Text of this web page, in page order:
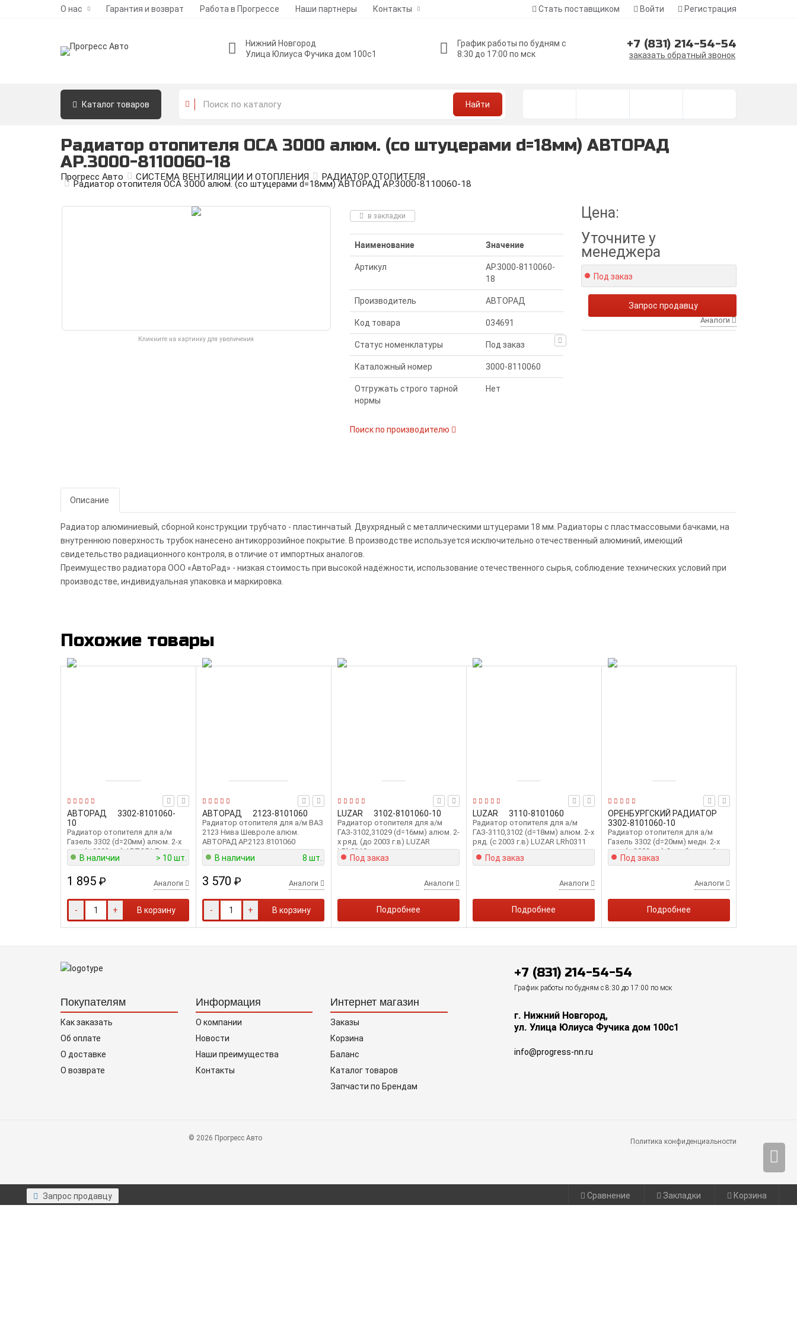
О нас Гарантия и возврат Работа в Прогрессе Наши партнеры Контакты Стать поставщиком Войти Регистрация
Нижний Новгород
Улица Юлиуса Фучика дом 100с1
График работы по будням с
8:30 до 17:00 по мск
+7 (831) 214-54-54
заказать обратный звонок
Каталог товаров Найти
Радиатор отопителя ОСА 3000 алюм. (со штуцерами d=18мм) АВТОРАД
AP.3000-8110060-18
Прогресс Авто СИСТЕМА ВЕНТИЛЯЦИИ И ОТОПЛЕНИЯ РАДИАТОР ОТОПИТЕЛЯ
Радиатор отопителя ОСА 3000 алюм. (со штуцерами d=18мм) АВТОРАД AP.3000-8110060-18
Кликните на картинку для увеличения
в закладки
Наименование Значение
Артикул
AP.3000-8110060-
18
Производитель АВТОРАД
Код товара 034691
Статус номенклатуры Под заказ
Каталожный номер 3000-8110060
Отгружать строго тарной
нормы
Нет
Поиск по производителю
Цена:
Уточнитеу
менеджера
Под заказ
Аналоги
Запрос продавцу
Описание
Радиатор алюминиевый, сборной конструкции трубчато - пластинчатый. Двухрядный с металлическими штуцерами 18 мм. Радиаторы с пластмассовыми бачками, на
внутреннюю поверхность трубок нанесено антикоррозийное покрытие. В производстве используется исключительно отечественный алюминий, имеющий
свидетельство радиационного контроля, в отличие от импортных аналогов.
Преимущество радиатора ООО «АвтоРад» - низкая стоимость при высокой надёжности, использование отечественного сырья, соблюдение технических условий при
производстве, индивидуальная упаковка и маркировка.
Похожие товары
АВТОРАД
3302-8101060-
10
Радиатор отопителя для а/м
Газель 3302 (d=20мм) алюм. 2-х
ряд. (с 2003 г.в) АВТОРАД
AP.3302-8101060-10
В наличии > 10 шт.
1 895 ₽ Аналоги
- + В корзину
АВТОРАД 2123-8101060
Радиатор отопителя для а/м ВАЗ
2123 Нива Шевроле алюм.
АВТОРАД AP.2123.8101060
В наличии 8 шт.
3 570 ₽ Аналоги
- + В корзину
LUZAR 3102-8101060-10
Радиатор отопителя для а/м
ГАЗ-3102,31029 (d=16мм) алюм. 2-
х ряд. (до 2003 г.в) LUZAR
LRh0310
Под заказ
Аналоги
Подробнее
LUZAR 3110-8101060
Радиатор отопителя для а/м
ГАЗ-3110,3102 (d=18мм) алюм. 2-х
ряд. (с 2003 г.в) LUZAR LRh0311
Под заказ
Аналоги
Подробнее
ОРЕНБУРГСКИЙ РАДИАТОР
3302-8101060-10
Радиатор отопителя для а/м
Газель 3302 (d=20мм) медн. 2-х
ряд. (с 2003 г.в) Оренбургский
Радиатор 3302-8101060-32
Под заказ
Аналоги
Подробнее
Покупателям
Как заказать
Об оплате
О доставке
О возврате
Информация
О компании
Новости
Наши преимущества
Контакты
Интернет магазин
Заказы
Корзина
Баланс
Каталог товаров
Запчасти по Брендам
+7 (831) 214-54-54
График работы по будням с 8:30 до 17:00 по мск
г. Нижний Новгород,
ул. Улица Юлиуса Фучика дом 100с1
info@progress-nn.ru
© 2026 Прогресс Авто Политика конфиденциальности
Запрос продавцу Сравнение Закладки Корзина